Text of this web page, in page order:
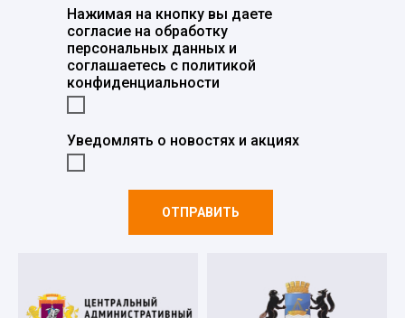
Нажимая на кнопку вы даете
согласие на обработку
персональных данных и
соглашаетесь c политикой
конфиденциальности
Уведомлять о новостях и акциях
ОТПРАВИТЬ